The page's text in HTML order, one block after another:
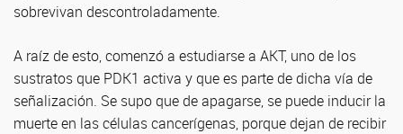
sobrevivan descontroladamente.
A raíz de esto, comenzó a estudiarse a AKT, uno de los
sustratos que PDK1 activa y que es parte de dicha vía de
señalización. Se supo que de apagarse, se puede inducir la
muerte en las células cancerígenas, porque dejan de recibir